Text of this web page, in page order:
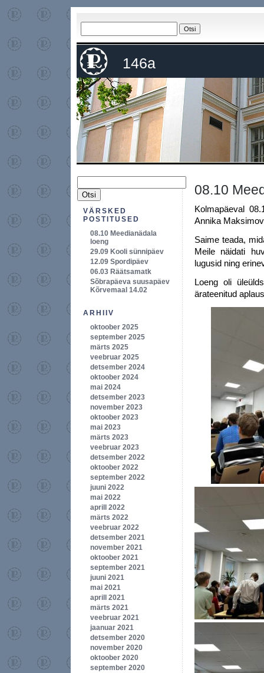
146a
08.10
Kolmapäeval
Annika
Saime teada,
Meile näidati
lugusid ning
Loeng oli
ärateenitud
VÄRSKED
POSTITUSED
08.10 Meedianädala
loeng
29.09 Kooli sünnipäev
12.09 Spordipäev
06.03 Räätsamatk
Sõbrapäeva suusapäev
Kõrvemaal 14.02
ARHIIV
oktoober 2025
september 2025
märts 2025
veebruar 2025
detsember 2024
oktoober 2024
mai 2024
detsember 2023
november 2023
oktoober 2023
mai 2023
märts 2023
veebruar 2023
detsember 2022
oktoober 2022
september 2022
juuni 2022
mai 2022
aprill 2022
märts 2022
veebruar 2022
detsember 2021
november 2021
oktoober 2021
september 2021
juuni 2021
mai 2021
aprill 2021
märts 2021
veebruar 2021
jaanuar 2021
detsember 2020
november 2020
oktoober 2020
september 2020